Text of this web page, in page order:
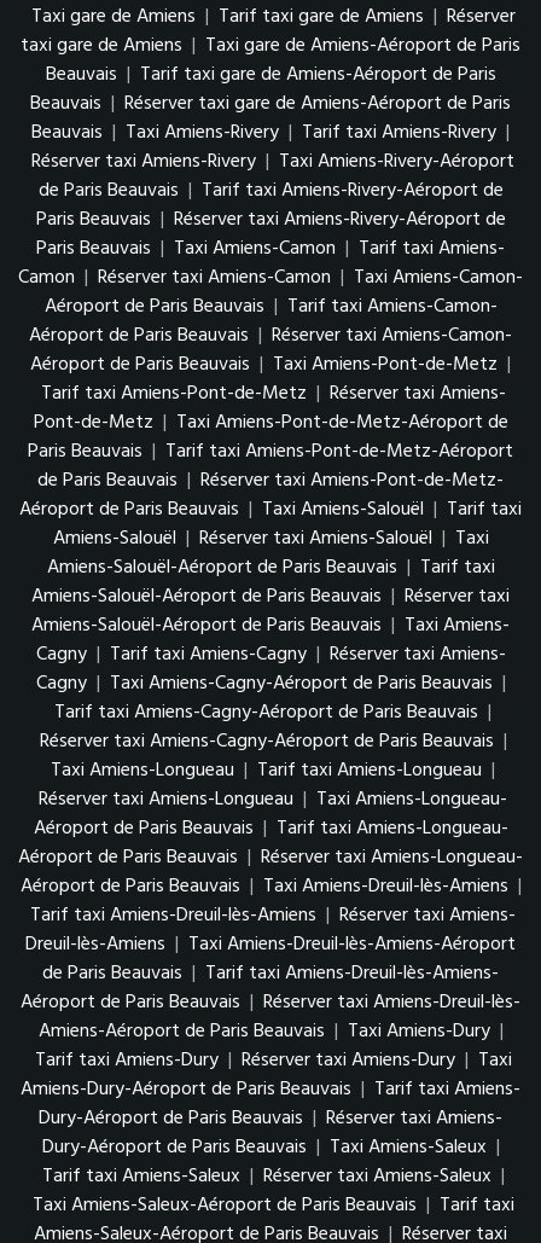
Taxi gare de Amiens | Tarif taxi gare de Amiens | Réserver
taxi gare de Amiens | Taxi gare de Amiens-Aéroport de Paris
Beauvais | Tarif taxi gare de Amiens-Aéroport de Paris
Beauvais | Réserver taxi gare de Amiens-Aéroport de Paris
Beauvais | Taxi Amiens-Rivery | Tarif taxi Amiens-Rivery |
Réserver taxi Amiens-Rivery | Taxi Amiens-Rivery-Aéroport
de Paris Beauvais | Tarif taxi Amiens-Rivery-Aéroport de
Paris Beauvais | Réserver taxi Amiens-Rivery-Aéroport de
Paris Beauvais | Taxi Amiens-Camon | Tarif taxi Amiens-
Camon | Réserver taxi Amiens-Camon | Taxi Amiens-Camon-
Aéroport de Paris Beauvais | Tarif taxi Amiens-Camon-
Aéroport de Paris Beauvais | Réserver taxi Amiens-Camon-
Aéroport de Paris Beauvais | Taxi Amiens-Pont-de-Metz |
Tarif taxi Amiens-Pont-de-Metz | Réserver taxi Amiens-
Pont-de-Metz | Taxi Amiens-Pont-de-Metz-Aéroport de
Paris Beauvais | Tarif taxi Amiens-Pont-de-Metz-Aéroport
de Paris Beauvais | Réserver taxi Amiens-Pont-de-Metz-
Aéroport de Paris Beauvais | Taxi Amiens-Salouël | Tarif taxi
Amiens-Salouël | Réserver taxi Amiens-Salouël | Taxi
Amiens-Salouël-Aéroport de Paris Beauvais | Tarif taxi
Amiens-Salouël-Aéroport de Paris Beauvais | Réserver taxi
Amiens-Salouël-Aéroport de Paris Beauvais | Taxi Amiens-
Cagny | Tarif taxi Amiens-Cagny | Réserver taxi Amiens-
Cagny | Taxi Amiens-Cagny-Aéroport de Paris Beauvais |
Tarif taxi Amiens-Cagny-Aéroport de Paris Beauvais |
Réserver taxi Amiens-Cagny-Aéroport de Paris Beauvais |
Taxi Amiens-Longueau | Tarif taxi Amiens-Longueau |
Réserver taxi Amiens-Longueau | Taxi Amiens-Longueau-
Aéroport de Paris Beauvais | Tarif taxi Amiens-Longueau-
Aéroport de Paris Beauvais | Réserver taxi Amiens-Longueau-
Aéroport de Paris Beauvais | Taxi Amiens-Dreuil-lès-Amiens |
Tarif taxi Amiens-Dreuil-lès-Amiens | Réserver taxi Amiens-
Dreuil-lès-Amiens | Taxi Amiens-Dreuil-lès-Amiens-Aéroport
de Paris Beauvais | Tarif taxi Amiens-Dreuil-lès-Amiens-
Aéroport de Paris Beauvais | Réserver taxi Amiens-Dreuil-lès-
Amiens-Aéroport de Paris Beauvais | Taxi Amiens-Dury |
Tarif taxi Amiens-Dury | Réserver taxi Amiens-Dury | Taxi
Amiens-Dury-Aéroport de Paris Beauvais | Tarif taxi Amiens-
Dury-Aéroport de Paris Beauvais | Réserver taxi Amiens-
Dury-Aéroport de Paris Beauvais | Taxi Amiens-Saleux |
Tarif taxi Amiens-Saleux | Réserver taxi Amiens-Saleux |
Taxi Amiens-Saleux-Aéroport de Paris Beauvais | Tarif taxi
Amiens-Saleux-Aéroport de Paris Beauvais | Réserver taxi